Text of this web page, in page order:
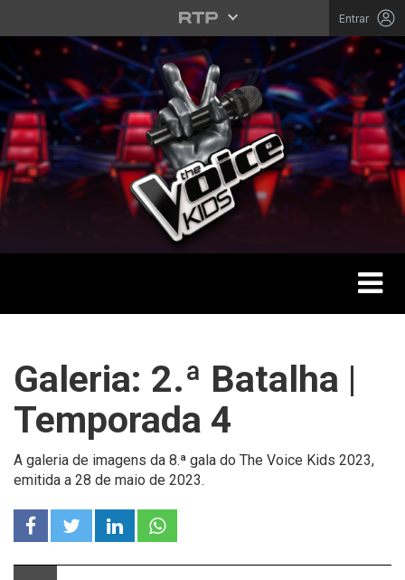
Saltar para o conteúdo principal
Entrar
Toggle
Galeria: 2.ª Batalha |
Temporada 4
A galeria de imagens da 8.ª gala do The Voice Kids 2023,
emitida a 28 de maio de 2023.